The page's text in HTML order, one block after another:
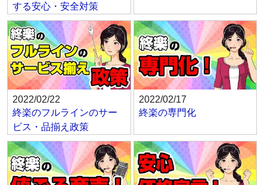
する安心・安全対策
2022/02/22
終楽のフルラインのサー
ビス・品揃え政策
2022/02/17
終楽の専門化